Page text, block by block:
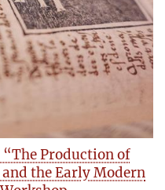
Production of
the Early Modern